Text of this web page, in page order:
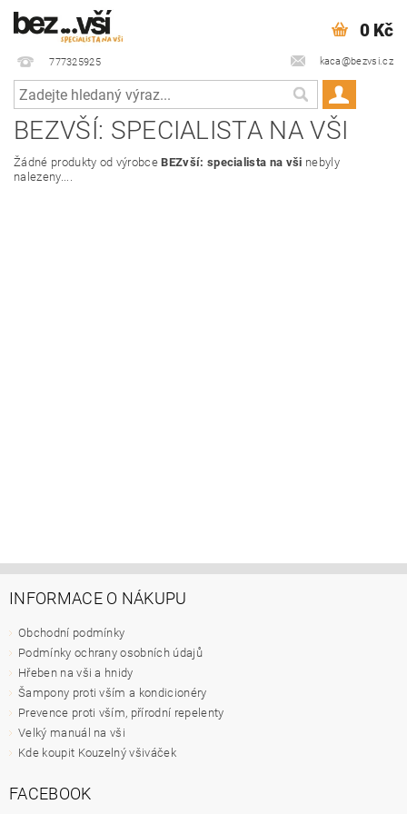
777325925 kaca@bezvsi.cz
0 Kč
BEZVŠÍ: SPECIALISTA NA VŠI
Žádné produkty od výrobceBEZvší: specialista na vši nebyly
nalezeny....
INFORMACE O NÁKUPU
Obchodní podmínky
Podmínky ochrany osobních údajů
Hřeben na vši a hnidy
Šampony proti vším a kondicionéry
Prevence proti vším, přírodní repelenty
Velký manuál na vši
Kde koupit Kouzelný všiváček
FACEBOOK